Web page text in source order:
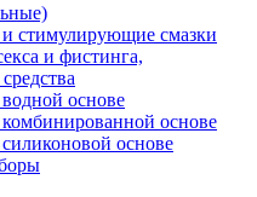
стимулирующие смазки
и фистинга,
основе
основе
основе